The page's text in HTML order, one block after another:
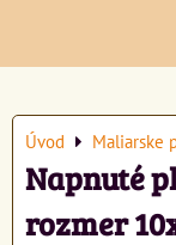
Úvod Maliarske
Napnuté
rozmer